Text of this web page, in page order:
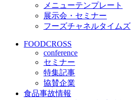
メニューテンプレート
展示会・セミナー
フーズチャネルタイムズ
FOODCROSS
conference
セミナー
特集記事
協賛企業
食品事故情報